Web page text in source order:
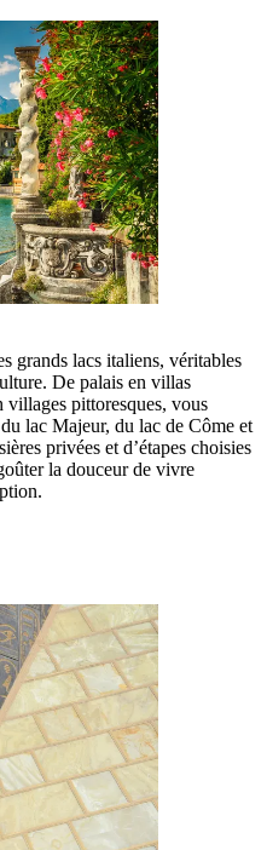
grands lacs italiens, véritables
De palais en villas
pittoresques, vous
lac Majeur, du lac de Côme et
privées et d’étapes choisies
la douceur de vivre